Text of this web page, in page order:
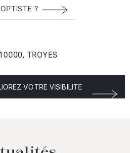
?
TROYES
VOTRE VISIBILITE